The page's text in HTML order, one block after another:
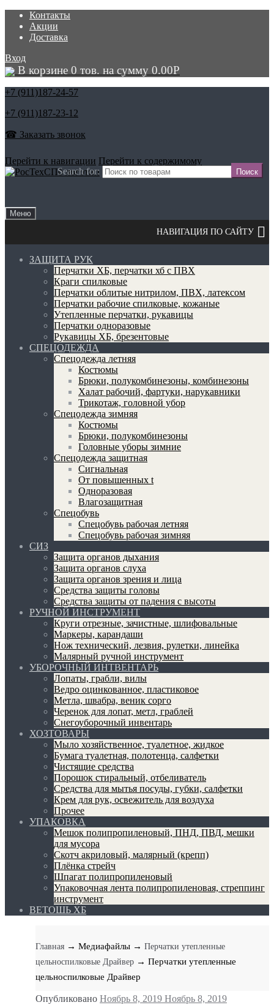
Контакты
Акции
Доставка
Вход
В корзине 0 тов. на сумму 0.00Р
+7 (911)187-24-57
+7 (911)187-23-12
☎ Заказать звонок
Search for:
Перейти к навигации Перейти к содержимому
Меню
ЗАЩИТА РУК
Перчатки ХБ, перчатки хб с ПВХ
Краги спилковые
Перчатки облитые нитрилом, ПВХ, латексом
Перчатки рабочие спилковые, кожаные
Утепленные перчатки, рукавицы
Перчатки одноразовые
Рукавицы ХБ, брезентовые
СПЕЦОДЕЖДА
Спецодежда летняя
Костюмы
Брюки, полукомбинезоны, комбинезоны
Халат рабочий, фартуки, нарукавники
Трикотаж, головной убор
Спецодежда зимняя
Костюмы
Брюки, полукомбинезоны
Головные уборы зимние
Спецодежда защитная
Сигнальная
От повышенных t
Одноразовая
Влагозащитная
Спецобувь
Спецобувь рабочая летняя
Спецобувь рабочая зимняя
СИЗ
Защита органов дыхания
Защита органов слуха
Защита органов зрения и лица
Средства защиты головы
Средства защиты от падения с высоты
РУЧНОЙ ИНСТРУМЕНТ
Круги отрезные, зачистные, шлифовальные
Маркеры, карандаши
Нож технический, лезвия, рулетки, линейка
Малярный ручной инструмент
УБОРОЧНЫЙ ИНТВЕНТАРЬ
Лопаты, грабли, вилы
Ведро оцинкованное, пластиковое
Метла, швабра, веник сорго
Черенок для лопат, метл, граблей
Снегоуборочный инвентарь
ХОЗТОВАРЫ
Мыло хозяйственное, туалетное, жидкое
Бумага туалетная, полотенца, салфетки
Чистящие средства
Порошок стиральный, отбеливатель
Средства для мытья посуды, губки, салфетки
Крем для рук, освежитель для воздуха
Прочее
УПАКОВКА
Мешок полипропиленовый, ПНД, ПВД, мешки
для мусора
Скотч акриловый, малярный (крепп)
Плёнка стрейч
Шпагат полипропиленовый
Упаковочная лента полипропиленовая, стреппинг
инструмент
ВЕТОШЬ ХБ
Главная → Медиафайлы → Перчатки утепленные
цельноспилковые Драйвер → Перчатки утепленные
цельноспилковые Драйвер
Опубликовано Ноябрь 8, 2019 Ноябрь 8, 2019